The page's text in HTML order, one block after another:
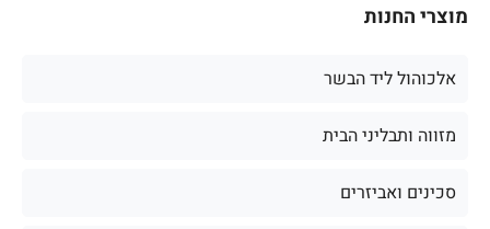
מוצרי החנות
אלכוהול ליד הבשר
מזווה ותבליני הבית
סכינים ואביזרים